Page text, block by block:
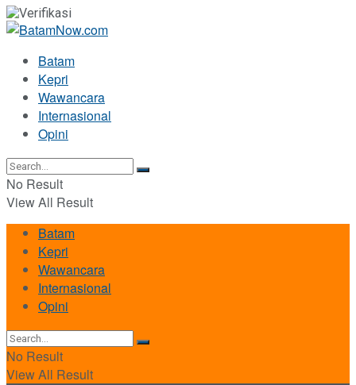
Batam
Kepri
Wawancara
Internasional
Opini
No Result
View All Result
Batam
Kepri
Wawancara
Internasional
Opini
No Result
View All Result